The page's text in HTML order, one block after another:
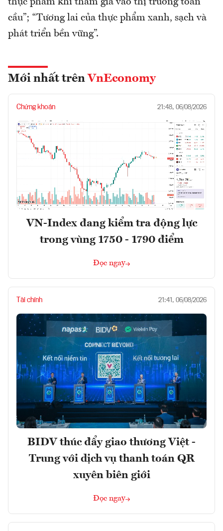
cầu”; “Tương lai của thực phẩm xanh, sạch và
phát triển bền vững”.
Mới nhất trên VnEconomy
Chứng khoán 21:48, 06/08/2026
VN-Index đang kiểm tra động lực
trong vùng 1750 - 1790 điểm
Đọc ngay
Tài chính 21:41, 06/08/2026
BIDV thúc đẩy giao thương Việt -
Trung với dịch vụ thanh toán QR
xuyên biên giới
Đọc ngay